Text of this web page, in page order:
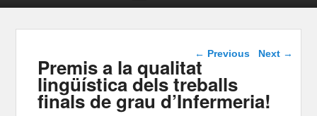
Post navigation
← Previous Next →
Premis a la qualitat
lingüística dels treballs
finals de grau d’Infermeria!